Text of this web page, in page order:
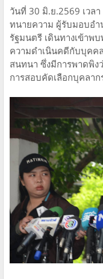
วันที่ 30 มิ.ย.2569 เวล
ทนายความ ผู้รับมอบอำ
รัฐมนตรี เดินทางเข้าพ
ความดำเนินคดีกับบุคค
สนทนา ซึ่งมีการพาดพิง
การสอบคัดเลือกบุคลา